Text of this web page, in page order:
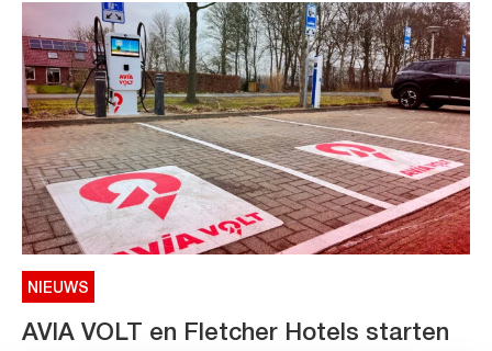
NIEUWS
AVIA VOLT en Fletcher Hotels starten